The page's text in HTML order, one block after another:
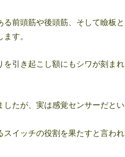
前頭筋や後頭筋、そして瞼板と
す。
引き起こし額にもシワが刻まれ
たが、実は感覚センサーだとい
スイッチの役割を果たすと言われ